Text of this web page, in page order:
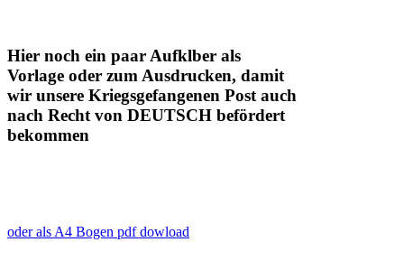
Hier noch ein paar Aufklber als
Vorlage oder zum Ausdrucken, damit
wir unsere Kriegsgefangenen Post auch
nach Recht von DEUTSCH befördert
bekommen
oder als A4 Bogen pdf dowload